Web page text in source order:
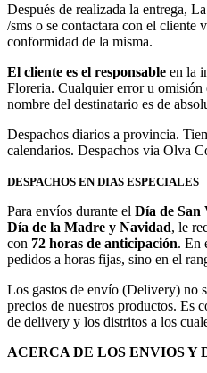
Después de realizada la entrega,
/sms o se contactara con el cliente
conformidad de la misma.
El cliente es el responsable en la
Floreria. Cualquier error u omisión
nombre del destinatario es de
Despachos diarios a provincia.
calendarios. Despachos via Olva
DESPACHOS EN DIAS ESPECIALES
Para envíos durante el Día de San
Día de la Madre y Navidad, le
con 72 horas de anticipación. En
pedidos a horas fijas, sino en el
Los gastos de envío (Delivery) no
precios de nuestros productos. Es
de delivery y los distritos a los
ACERCA DE LOS ENVIOS Y